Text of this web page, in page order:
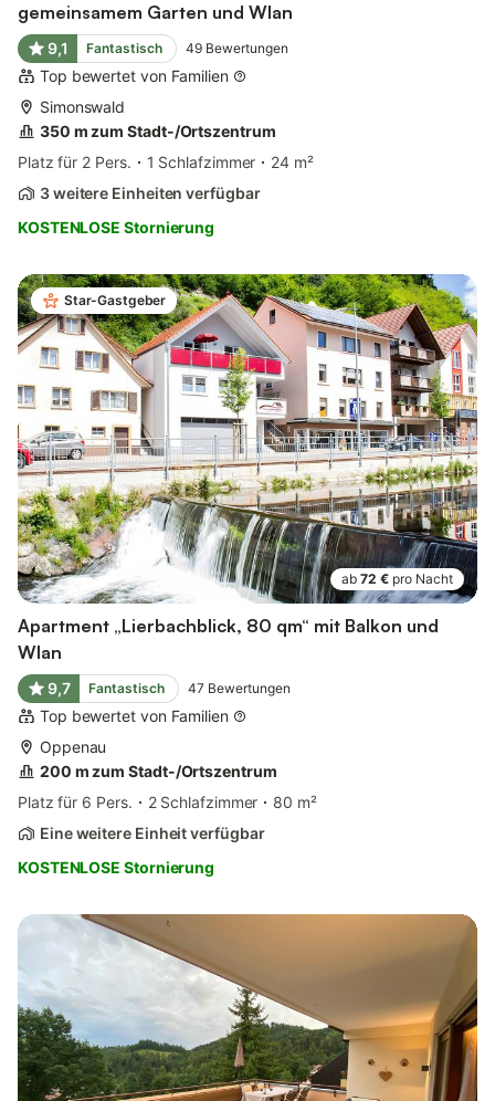
gemeinsamem Garten und Wlan
9,1 Fantastisch 49 Bewertungen
Top bewertet von Familien
Simonswald
350 m zum Stadt-/Ortszentrum
Platz für 2 Pers.
1 Schlafzimmer
24 m²
3 weitere Einheiten verfügbar
KOSTENLOSE Stornierung
Star-Gastgeber
ab 72 € pro Nacht
Apartment „Lierbachblick, 80 qm“ mit Balkon und
Wlan
9,7 Fantastisch 47 Bewertungen
Top bewertet von Familien
Oppenau
200 m zum Stadt-/Ortszentrum
Platz für 6 Pers.
2 Schlafzimmer
80 m²
Eine weitere Einheit verfügbar
KOSTENLOSE Stornierung